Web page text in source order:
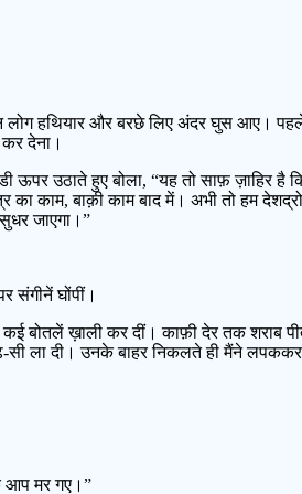
हथियार और बरछे लिए अंदर घुस आए।
देना।
उठाते हुए बोला, “यह तो साफ़ ज़ाहिर है
काम, बाक़ी काम बाद में। अभी तो हम
जाएगा।”
संगीनें घोंपीं।
बोतलें ख़ाली कर दीं। काफ़ी देर तक शराब
सी ला दी। उनके बाहर निकलते ही मैंने
आप मर गए।”